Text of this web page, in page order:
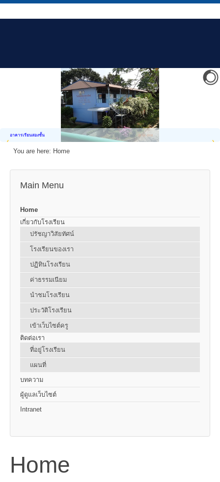
อาคารเรียนสองชั้น
You are here: Home
Main Menu
Home
เกี่ยวกับโรงเรียน
ปรัชญาวิสัยทัศน์
โรงเรียนของเรา
ปฏิทินโรงเรียน
ค่าธรรมเนียม
นำชมโรงเรียน
ประวัติโรงเรียน
เข้าเว็บไซต์ครู
ติดต่อเรา
ที่อยู่โรงเรียน
แผนที่
บทความ
ผู้ดูแลเว็บไซต์
Intranet
Home